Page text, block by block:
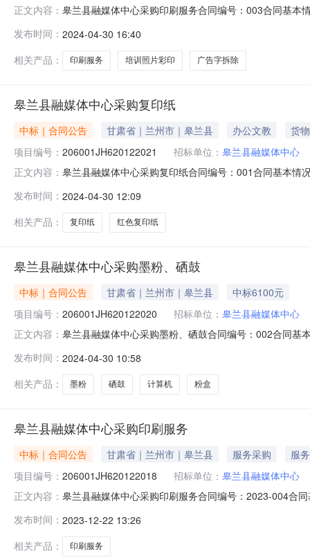
正文内容： 皋兰县融媒体中心采购印刷服务合同编号：003合同基
息是否为ppp：是否联合体：牵头单位：组成单位：点击
发布时间： 2024-04-30 16:40
相关产品：
印刷服务 培训照片彩印 广告字拆除
皋兰县融媒体中心采购复印纸
中标｜合同公告 甘肃省｜兰州市｜皋兰县 办公文教
货物
项目编号： 206001JH620122021 招标单位： 皋兰县融媒体中心
正文内容： 皋兰县融媒体中心采购复印纸合同编号：001合同基本
是否联合体：牵头单位：组成单位：点击下载合同附件
发布时间： 2024-04-30 12:09
相关产品：
复印纸 红色复印纸
皋兰县融媒体中心采购墨粉、硒鼓
中标｜合同公告 甘肃省｜兰州市｜皋兰县
中标6100元
项目编号： 206001JH620122020 招标单位： 皋兰县融媒体中心
正文内容： 皋兰县融媒体中心采购墨粉、硒鼓合同编号：002合同
0.61（万元）合同扩展信息是否为ppp：是否联合体：牵
发布时间： 2024-04-30 10:58
相关产品：
墨粉 硒鼓 计算机 粉盒
皋兰县融媒体中心采购印刷服务
中标｜合同公告 甘肃省｜兰州市｜皋兰县 服务采购
服务
项目编号： 206001JH620122018 招标单位： 皋兰县融媒体中心
正文内容： 皋兰县融媒体中心采购印刷服务合同编号：2023-004合
信息是否为ppp：是否联合体：牵头单位：组成单位：
发布时间： 2023-12-22 13:26
相关产品：
印刷服务